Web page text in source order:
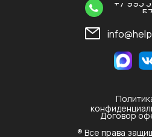
+7 993
57
Договор
® Все права